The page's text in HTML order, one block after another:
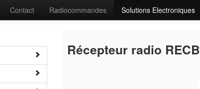
Contact Radiocommandes Solutions Electroniques
Récepteur radio RECB